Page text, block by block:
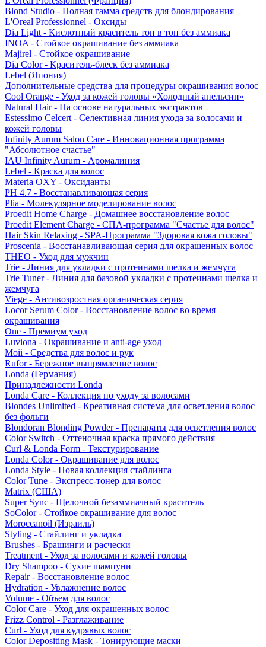
Blond Studio - Полная гамма средств для блондирования
L'Oreal Professionnel - Оксиды
Dia Light - Кислотный краситель тон в тон без аммиака
INOA - Стойкое окрашивание без аммиака
Majirel - Стойкое окрашивание
Dia Color - Краситель-блеск без аммиака
Lebel (Япония)
Дополнительные средства для процедуры окрашивания волос
Cool Orange - Уход за кожей головы «Холодный апельсин»
Natural Hair - На основе натуральных экстрактов
Estessimo Celcert - Селективная линия ухода за волосами и
кожей головы
Infinity Aurum Salon Care - Инновационная программа
"Абсолютное счастье"
IAU Infinity Aurum - Аромалиния
Lebel - Краска для волос
Materia OXY - Оксиданты
PH 4.7 - Восстанавливающая серия
Plia - Молекулярное моделирование волос
Proedit Home Charge - Домашнее восстановление волос
Proedit Element Charge - СПА-программа "Счастье для волос"
Hair Skin Relaxing - SPA-Программа "Здоровая кожа головы"
Proscenia - Восстанавливающая серия для окрашенных волос
THEO - Уход для мужчин
Trie - Линия для укладки с протеинами шелка и жемчуга
Trie Tuner - Линия для базовой укладки с протеинами шелка и
жемчуга
Viege - Антивозростная органическая серия
Locor Serum Color - Восстановление волос во время
окрашивания
One - Премиум уход
Luviona - Окрашивание и anti-age уход
Moii - Средства для волос и рук
Rufor - Бережное выпрямление волос
Londa (Германия)
Принадлежности Londa
Londa Care - Коллекция по уходу за волосами
Blondes Unlimited - Креативная система для осветления волос
без фольги
Blondoran Blonding Powder - Препараты для осветления волос
Color Switch - Оттеночная краска прямого действия
Curl & Londa Form - Текстурирование
Londa Color - Окрашивание для волос
Londa Style - Новая коллекция стайлинга
Color Tune - Экспресс-тонер для волос
Matrix (США)
Super Sync - Щелочной безаммиачный краситель
SoColor - Стойкое окрашивание для волос
Moroccanoil (Израиль)
Styling - Стайлинг и укладка
Brushes - Брашинги и расчески
Treatment - Уход за волосами и кожей головы
Dry Shampoo - Сухие шампуни
Repair - Восстановление волос
Hydration - Увлажнение волос
Volume - Объем для волос
Color Care - Уход для окрашенных волос
Frizz Control - Разглаживание
Curl - Уход для кудрявых волос
Color Depositing Mask - Тонирующие маски